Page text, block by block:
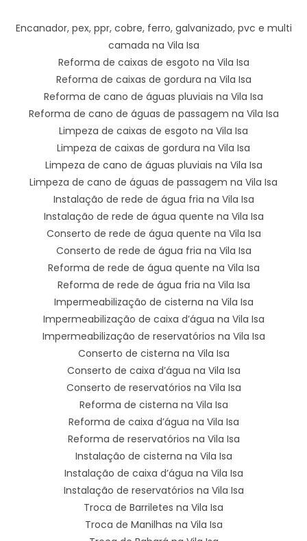
Encanador, pex, ppr, cobre, ferro, galvanizado, pvc e multi
camada na Vila Isa
Reforma de caixas de esgoto na Vila Isa
Reforma de caixas de gordura na Vila Isa
Reforma de cano de águas pluviais na Vila Isa
Reforma de cano de águas de passagem na Vila Isa
Limpeza de caixas de esgoto na Vila Isa
Limpeza de caixas de gordura na Vila Isa
Limpeza de cano de águas pluviais na Vila Isa
Limpeza de cano de águas de passagem na Vila Isa
Instalação de rede de água fria na Vila Isa
Instalação de rede de água quente na Vila Isa
Conserto de rede de água quente na Vila Isa
Conserto de rede de água fria na Vila Isa
Reforma de rede de água quente na Vila Isa
Reforma de rede de água fria na Vila Isa
Impermeabilização de cisterna na Vila Isa
Impermeabilização de caixa d’água na Vila Isa
Impermeabilização de reservatórios na Vila Isa
Conserto de cisterna na Vila Isa
Conserto de caixa d’água na Vila Isa
Conserto de reservatórios na Vila Isa
Reforma de cisterna na Vila Isa
Reforma de caixa d’água na Vila Isa
Reforma de reservatórios na Vila Isa
Instalação de cisterna na Vila Isa
Instalação de caixa d’água na Vila Isa
Instalação de reservatórios na Vila Isa
Troca de Barriletes na Vila Isa
Troca de Manilhas na Vila Isa